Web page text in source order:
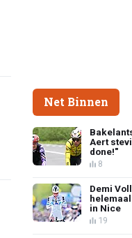
Net Binnen
Aert
done!"
8
Demi
in Nice
19